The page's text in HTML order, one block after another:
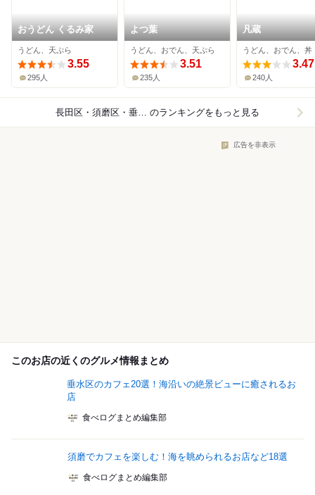
おうどん くるみ家
うどん、天ぷら
3.55
295人
よつ葉
うどん、おでん、天ぷら
3.51
235人
凡蔵
うどん、おでん、丼
3.47
240人
長田区・須磨区・垂水区×うどん のランキングをもっと見る
広告を非表示
このお店の近くのグルメ情報まとめ
垂水区のカフェ20選！海沿いの絶景ビューに癒されるお
店
食べログまとめ編集部
須磨でカフェを楽しむ！海を眺められるお店など18選
食べログまとめ編集部